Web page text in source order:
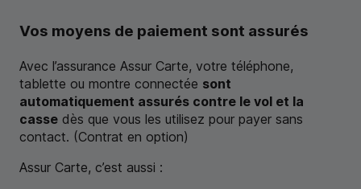
Vos moyens de paiement sont assurés
Avec l’assurance Assur Carte, votre téléphone,
tablette ou montre connectée sont
automatiquement assurés contre le vol et la
casse dès que vous les utilisez pour payer sans
contact. (Contrat en option)
Assur Carte, c’est aussi :